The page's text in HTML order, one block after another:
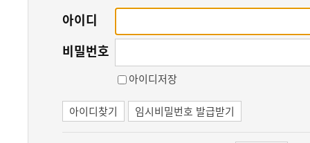
아이디
비밀번호
아이디저장
아이디찾기 임시비밀번호 발급받기